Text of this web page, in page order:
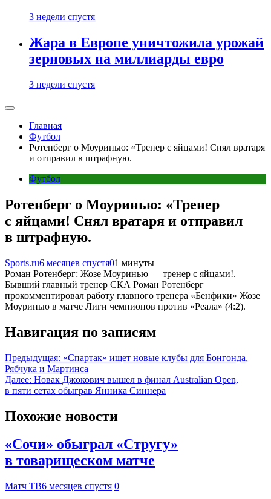
3 недели спустя
Жара в Европе уничтожила урожай
зерновых на миллиарды евро
3 недели спустя
Главная
Футбол
Ротенберг о Моуринью: «Тренер с яйцами! Снял вратаря
и отправил в штрафную.
Футбол
Ротенберг о Моуринью: «Тренер
с яйцами! Снял вратаря и отправил
в штрафную.
Sports.ru6 месяцев спустя01 минуты
Роман Ротенберг: Жозе Моуринью — тренер с яйцами!.
Бывший главный тренер СКА Роман Ротенберг
прокомментировал работу главного тренера «Бенфики» Жозе
Моуринью в матче Лиги чемпионов против «Реала» (4:2).
Навигация по записям
Предыдущая: «Спартак» ищет новые клубы для Бонгонда,
Рябчука и Мартинса
Далее: Новак Джокович вышел в финал Australian Open,
в пяти сетах обыграв Янника Синнера
Похожие новости
«Сочи» обыграл «Стругу»
в товарищеском матче
Матч ТВ6 месяцев спустя 0